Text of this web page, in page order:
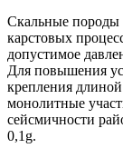
Скальные породы
карстовых
допустимое
Для повышения
крепления
монолитные
сейсмичности
0,1g.